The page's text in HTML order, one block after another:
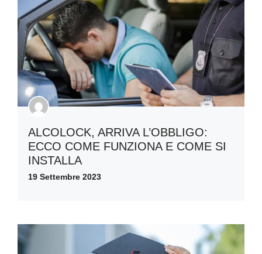
ALCOLOCK, ARRIVA L’OBBLIGO:
ECCO COME FUNZIONA E COME SI
INSTALLA
19 Settembre 2023